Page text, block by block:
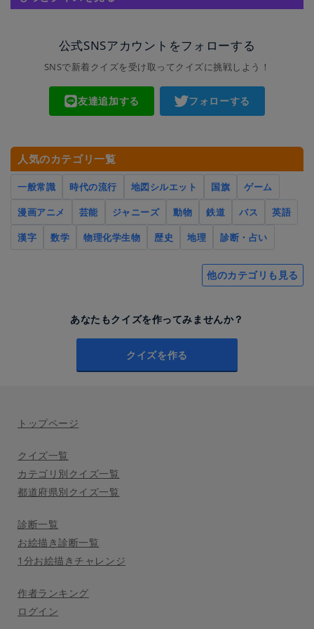
公式SNSアカウントをフォローする
SNSで新着クイズを受け取ってクイズに挑戦しよう！
友達追加する フォローする
人気のカテゴリ一覧
一般常識 時代の流行 地図シルエット 国旗
ゲーム
漫画アニメ
芸能 ジャニーズ 動物 鉄道 バス
英語
漢字
数学 物理化学生物 歴史 地理 診断・占い
他のカテゴリも見る
あなたもクイズを作ってみませんか？
クイズを作る
トップページ
クイズ一覧
カテゴリ別クイズ一覧
都道府県別クイズ一覧
診断一覧
お絵描き診断一覧
1分お絵描きチャレンジ
作者ランキング
ログイン